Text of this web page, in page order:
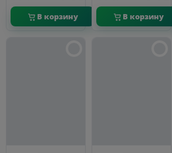
В корзину В корзину